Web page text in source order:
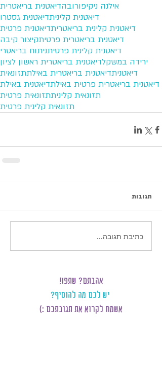
אילנה ניקיפורובהדיאטנית בריאטרית
דיאטנית קליניתדיאטנית גסטרו
דיאטנית קלינית בריאטריתדיאטנית פרטית
דיאטנית בריאטרית פרטיתקיצור קיבה
דיאטנית קלינית פרטיתניתוח בריאטרי
ירידה במשקלדיאטנית בריאטרית ראשון לציון
דיאטניתדיאטנית בריאטרית באילתתזונאית
דיאטנית בריאטרית פרטית באילתדיאטנית באילת
תזונאית קליניתתזונאית פרטית
תזונאית קלינית פרטית
תגובות
כתיבת תגובה...
אהבתם? שתפו!
יש לכם מה להוסיף?
אשמח לקרוא את תגובתכם :)